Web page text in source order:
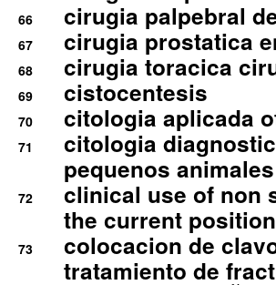
66 cirugia palpebral
67 cirugia prostatica
68 cirugia toracica
69 cistocentesis
70 citologia aplicada
71
citologia
pequenos animales
72
clinical use of non
the current position
73
colocacion de
tratamiento de